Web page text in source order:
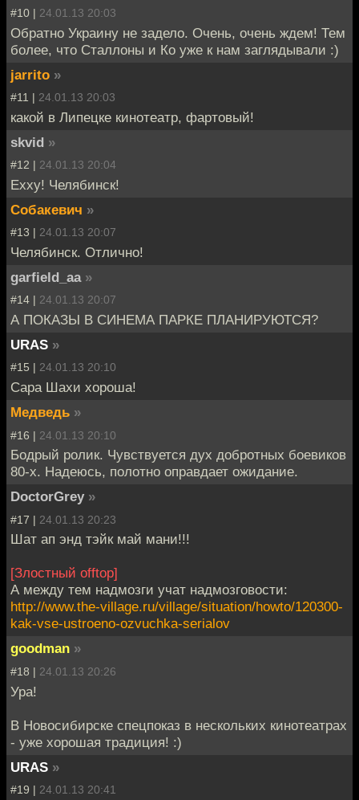
#10 | 24.01.13 20:03
Обратно Украину не задело. Очень, очень ждем! Тем
более, что Сталлоны и Ко уже к нам заглядывали :)
jarrito »
#11 | 24.01.13 20:03
какой в Липецке кинотеатр, фартовый!
skvid »
#12 | 24.01.13 20:04
Ехху! Челябинск!
Собакевич »
#13 | 24.01.13 20:07
Челябинск. Отлично!
garfield_aa »
#14 | 24.01.13 20:07
А ПОКАЗЫ В СИНЕМА ПАРКЕ ПЛАНИРУЮТСЯ?
URAS »
#15 | 24.01.13 20:10
Сара Шахи хороша!
Медведь »
#16 | 24.01.13 20:10
Бодрый ролик. Чувствуется дух добротных боевиков
80-х. Надеюсь, полотно оправдает ожидание.
DoctorGrey »
#17 | 24.01.13 20:23
Шат ап энд тэйк май мани!!!
[Злостный offtop]
А между тем надмозги учат надмозговости:
http://www.the-village.ru/village/situation/howto/120300-
kak-vse-ustroeno-ozvuchka-serialov
goodman »
#18 | 24.01.13 20:26
Ура!
В Новосибирске спецпоказ в нескольких кинотеатрах
- уже хорошая традиция! :)
URAS »
#19 | 24.01.13 20:41